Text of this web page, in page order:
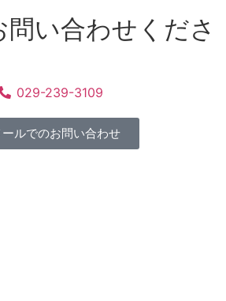
問い合わせくださ
029-239-3109
ールでのお問い合わせ